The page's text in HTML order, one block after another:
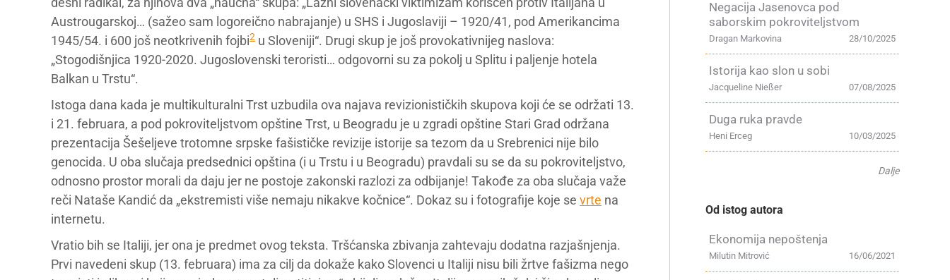
Austrougarskoj… (sažeo sam logoreično nabrajanje) u SHS i Jugoslaviji – 1920/41, pod Amerikancima
1945/54. i 600 još neotkrivenih fojbi2 u Sloveniji“. Drugi skup je još provokativnijeg naslova:
„Stogodišnjica 1920-2020. Jugoslovenski teroristi… odgovorni su za pokolj u Splitu i paljenje hotela
Balkan u Trstu“.
Istoga dana kada je multikulturalni Trst uzbudila ova najava revizionističkih skupova koji će se održati 13.
i 21. februara, a pod pokroviteljstvom opštine Trst, u Beogradu je u zgradi opštine Stari Grad održana
prezentacija Šešeljeve trotomne srpske fašističke revizije istorije sa tezom da u Srebrenici nije bilo
genocida. U oba slučaja predsednici opština (i u Trstu i u Beogradu) pravdali su se da su pokroviteljstvo,
odnosno prostor morali da daju jer ne postoje zakonski razlozi za odbijanje! Takođe za oba slučaja važe
reči Nataše Kandić da „ekstremisti više nemaju nikakve kočnice“. Dokaz su i fotografije koje se vrte na
internetu.
Vratio bih se Italiji, jer ona je predmet ovog teksta. Tršćanska zbivanja zahtevaju dodatna razjašnjenja.
Prvi navedeni skup (13. februara) ima za cilj da dokaže kako Slovenci u Italiji nisu bili žrtve fašizma nego
Negacija Jasenovca pod
saborskim pokroviteljstvom
28/10/2025
Dragan Markovina
Istorija kao slon u sobi
07/08/2025
Jacqueline Nießer
Duga ruka pravde
10/03/2025
Heni Erceg
Dalje
Od istog autora
Ekonomija nepoštenja
16/06/2021
Milutin Mitrović